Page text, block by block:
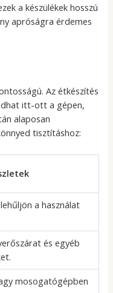
a készülékek hosszú
apróságra érdemes
Az étkészítés
itt-ott a gépen,
alaposan
tisztításhoz:
a használat
és egyéb
mosogatógépben